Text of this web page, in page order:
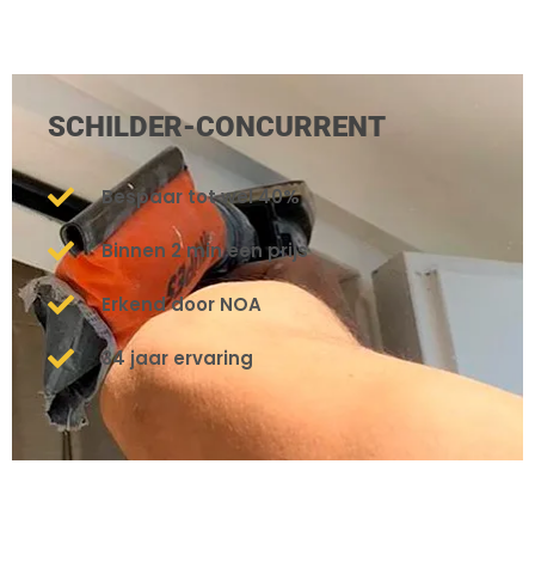
SCHILDER-CONCURRENT
Bespaar tot wel 40%
Binnen 2 min een prijs
Erkend door NOA
34 jaar ervaring